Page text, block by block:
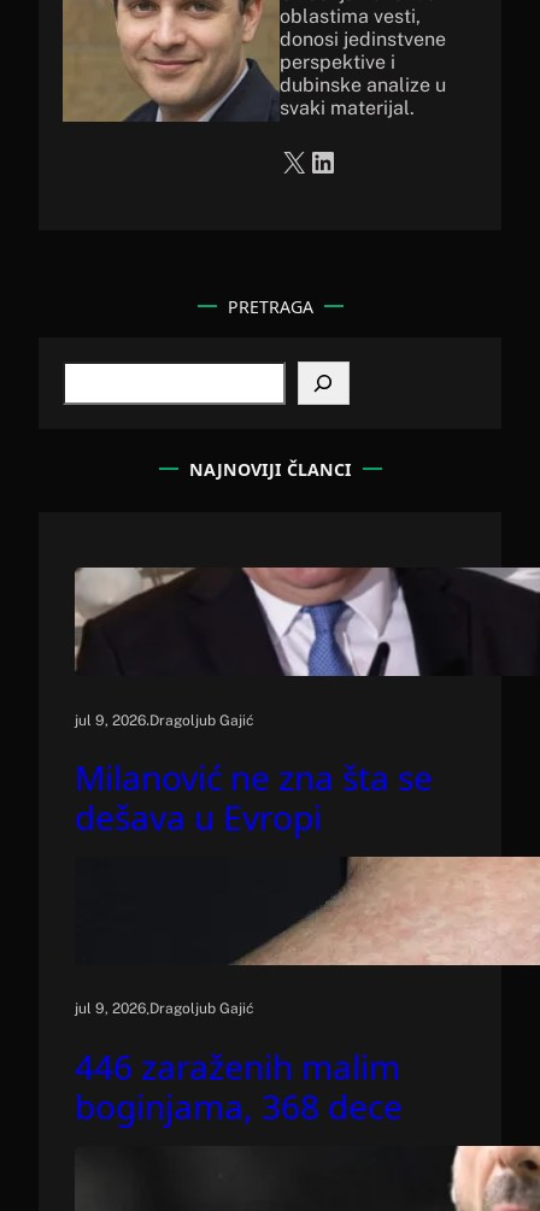
oblastima vesti,
donosi jedinstvene
perspektive i
dubinske analize u
svaki materijal.
X LinkedIn
PRETRAGA
NAJNOVIJI ČLANCI
jul 9, 2026.Dragoljub Gajić
Milanović ne zna šta se
dešava u Evropi
jul 9, 2026.Dragoljub Gajić
446 zaraženih malim
boginjama, 368 dece